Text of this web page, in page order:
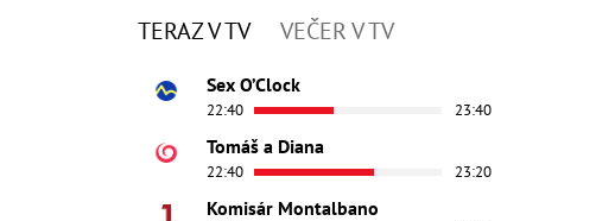
TERAZ V TV VEČER V TV
Sex O’Clock
22:40 23:40
Tomáš a Diana
22:40 23:20
Komisár Montalbano